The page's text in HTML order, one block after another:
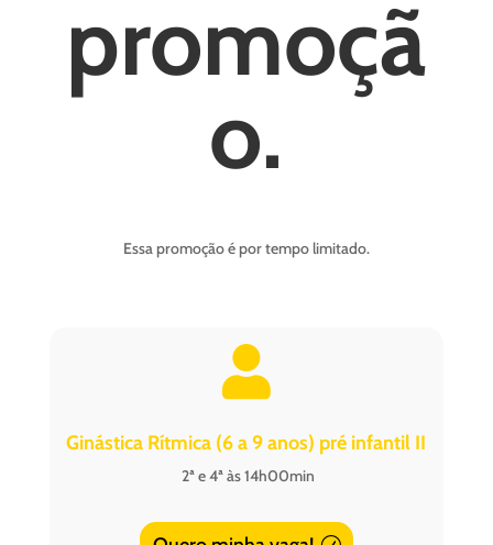
promoçã
o.
Essa promoção é por tempo limitado.

Ginástica Rítmica (6 a 9 anos) pré infantil II
2ª e 4ª às 14h00min